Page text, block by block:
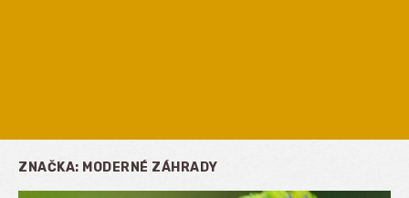
ZNAČKA: MODERNÉ ZÁHRADY